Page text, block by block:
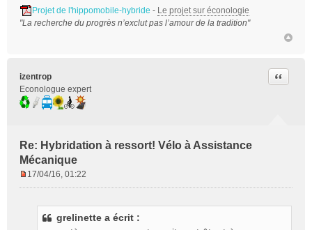
Projet de l'hippomobile-hybride - Le projet sur éconologie
"La recherche du progrès n’exclut pas l’amour de la tradition"
izentrop
Econologue expert
Re: Hybridation à ressort! Vélo à Assistance
Mécanique
Citer
17/04/16, 01:22
grelinette a écrit :